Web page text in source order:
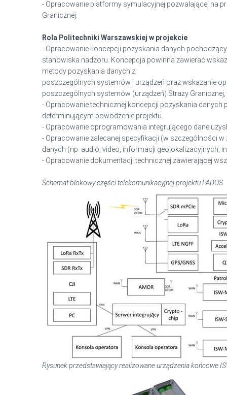
- Opracowanie platformy symulacyjnej pozwalającej na
Granicznej.
Rola Politechniki Warszawskiej w projekcie
- Opracowanie koncepcji pozyskania danych
stanowiska nadzoru. Koncepcja powinna zawierać
metody pozyskania danych z
poszczególnych systemów i urządzeń oraz wskazanie
poszczególnych systemów (urządzeń) Straży
- Opracowanie technicznej koncepcji pozyskania
determinującym powodzenie projektu.
- Opracowanie oprogramowania integrującego dane
- Opracowanie zalecanej specyfikacji (w szczególności
danych (np. audio, video, informacji
- Opracowanie dokumentacji technicznej zawierającej
Schemat blokowy części telekomunikacyjnej projektu PADOS
Rysunek przedstawiający realizowane urządzenia końcowe